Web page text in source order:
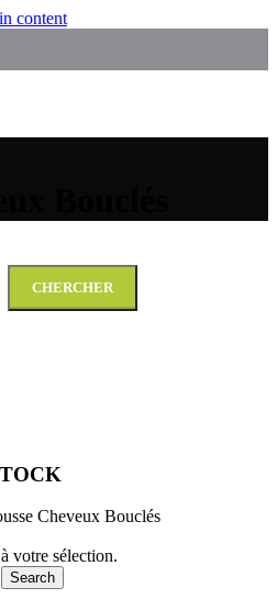
content
CHERCHER
Cheveux Bouclés
votre sélection.
Search